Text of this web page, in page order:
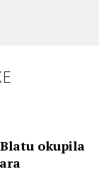
okupila